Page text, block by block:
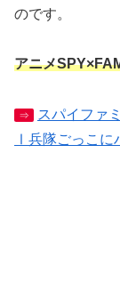
のです。
アニメ
⇒
スパイファ
Ⅰ兵隊ごっこに